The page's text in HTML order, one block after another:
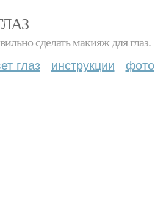
сделать макияж для глаз.
глаз инструкции фото